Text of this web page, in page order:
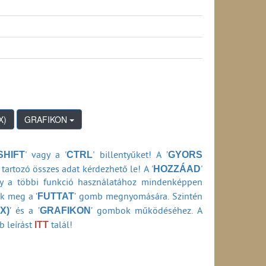
2007)
2009)
kapcsolatos kifogás) (2002-2009)
feltételekkel kapcsolatos minőségi kifogás)
(2002-2009)
(2002-2009)
2001)
2020)
GRAFIKON
' vagy a 'CTRL' billentyűket! A ’GYORS
összes adat kérdezhető le! A 'HOZZÁAD'
a többi funkció használatához mindenképpen
meg a ’FUTTAT’ gomb megnyomására. Szintén
’ és a ’GRAFIKON’ gombok működéséhez. A
leírást ITT talál!